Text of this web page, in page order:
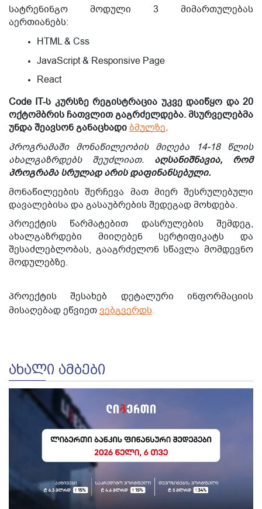
სატრენინგო მოდული 3 მიმართულებას
აერთიანებს:
HTML & Css
JavaScript & Responsive Page
React
Code IT-ს კურსზე რეგისტრაცია უკვე დაიწყო და 20
ოქტომბრის ჩათვლით გაგრძელდება. მსურველებმა
უნდა შეავსონ განაცხადიბმულზე.
პროგრამაში მონაწილეობის მიღება 14-18 წლის
ახალგაზრდებს შეუძლიათ. აღსანიშნავია, რომ
პროგრამა სრულად არის დაფინანსებული.
მონაწილეების შერჩევა მათ მიერ შესრულებული
დავალებისა და გასაუბრების შედეგად მოხდება.
პროექტის წარმატებით დასრულების შემდეგ,
ახალგაზრდები მიიღებენ სერტიფიკატს და
შესაძლებლობას, გააგრძელონ სწავლა მომდევნო
მოდულებზე.
პროექტის შესახებ დეტალური ინფორმაციის
მისაღებად ეწვიეთვებგვერდს.
ᲐᲮᲐᲚᲘ ᲐᲛᲑᲔᲑᲘ